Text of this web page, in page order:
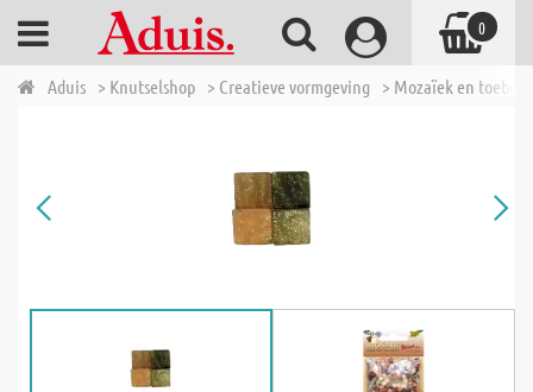
Aduis > Knutselshop > Creatieve vormgeving > Mozaïek en
0